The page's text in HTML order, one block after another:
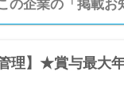
の企業の「掲載お
理】★賞与最大